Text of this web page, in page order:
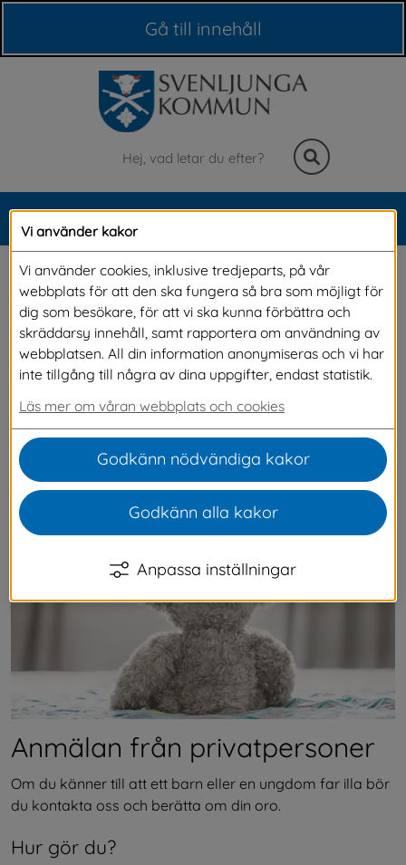
Gå till innehåll
Sök
Meny
Misstanke om barn som
far illa
Vi har ett gemensamt ansvar att alla barn får
växa upp under trygga förhållanden. Om du är
behöva stöd, kan du vända dig till individ- och
familjeomsorgen som jobbar med barn och
unga.
Anmälan från privatpersoner
Om du känner till att ett barn eller en ungdom far illa bör
du kontakta oss och berätta om din oro.
Hur gör du?
Vi använder kakor
Vi använder cookies, inklusive tredjeparts, på vår
webbplats för att den ska fungera så bra som möjligt för
dig som besökare, för att vi ska kunna förbättra och
skräddarsy innehåll, samt rapportera om användning av
webbplatsen. All din information anonymiseras och vi har
inte tillgång till några av dina uppgifter, endast statistik.
Läs mer om våran webbplats och cookies
Godkänn nödvändiga kakor
Godkänn alla kakor
Anpassa inställningar